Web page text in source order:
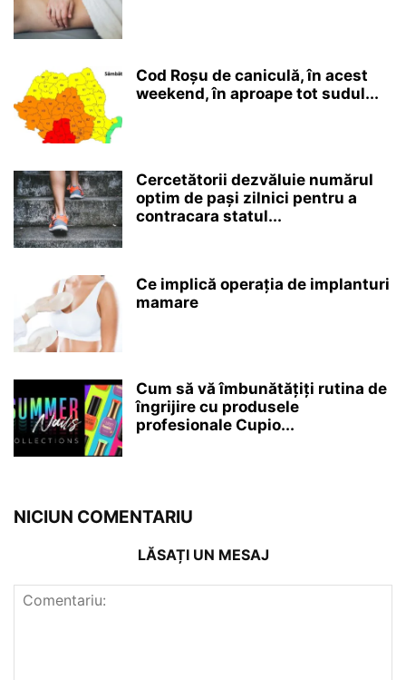
Cod Roșu de caniculă, în acest
weekend, în aproape tot sudul...
Cercetătorii dezvăluie numărul
optim de pași zilnici pentru a
contracara statul...
Ce implică operația de implanturi
mamare
Cum să vă îmbunătățiți rutina de
îngrijire cu produsele
profesionale Cupio...
NICIUN COMENTARIU
LĂSAȚI UN MESAJ